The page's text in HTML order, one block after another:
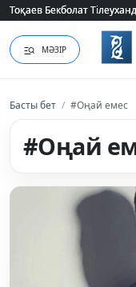
Тоқаев Бекболат
Тоқаев Бекболат
МӘЗІР
Басты бет / #Оңай емес
#Оңай